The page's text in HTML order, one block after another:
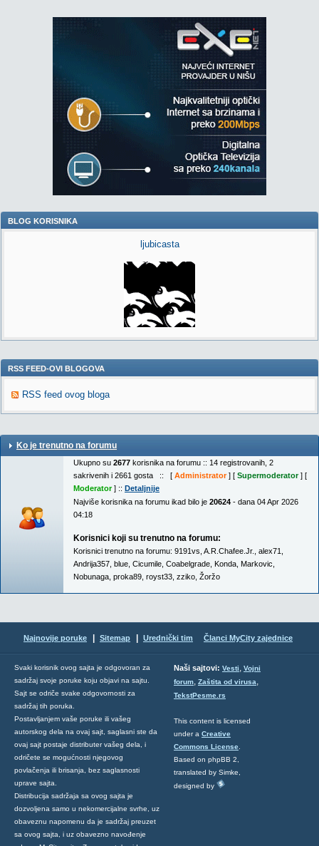
BLOG KORISNIKA
ljubicasta
RSS FEED-OVI BLOGOVA
RSS feed ovog bloga
Ko je trenutno na forumu
Ukupno su 2677 korisnika na forumu :: 14 registrovanih, 2
sakrivenih i 2661 gosta :: [ Administrator] [ Supermoderator] [
Moderator] :: Detaljnije
Najviše korisnika na forumu ikad bilo je 20624 - dana 04 Apr 2026
04:18
Korisnici koji su trenutno na forumu:
Korisnici trenutno na forumu: 9191vs A.R.Chafee.Jr. alex71
Andrija357 blue Cicumile Coabelgrade Konda Markovic
Nobunaga proka89 royst33 zziko Žoržo
Najnovije poruke Sitemap Urednički tim Članci MyCity zajednice
Svaki korisnik ovog sajta je odgovoran za
sadržaj svoje poruke koju objavi na sajtu.
Sajt se odriče svake odgovornosti za
sadržaj tih poruka.
Postavljanjem vaše poruke ili vašeg
autorskog dela na ovaj sajt, saglasni ste da
ovaj sajt postaje distributer vašeg dela, i
odričete se mogućnosti njegovog
povlačenja ili brisanja, bez saglasnosti
uprave sajta.
Distribucija sadržaja sa ovog sajta je
dozvoljena samo u nekomercijalne svrhe, uz
obaveznu napomenu da je sadržaj preuzet
sa ovog sajta, i uz obavezno navođenje
Naši sajtovi: Vesti, Vojni
forum, Zaštita od virusa,
TekstPesme.rs
This content is licensed
under a Creative
Commons License
Based on phpBB 2,
translated by Simke,
designed by